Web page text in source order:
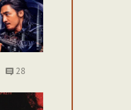
28